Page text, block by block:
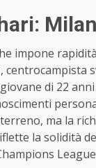
impone
, centrocampista
di 22
ma la
la solidità